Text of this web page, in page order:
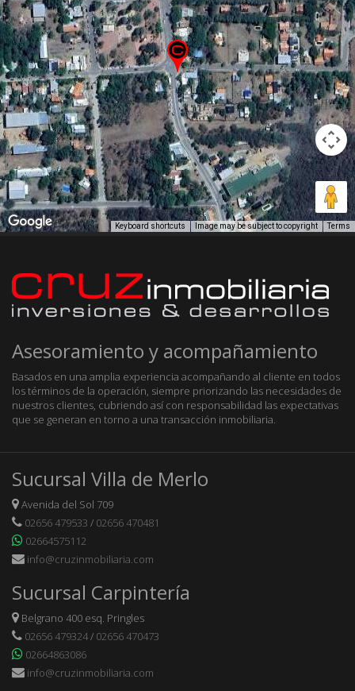
Keyboard shortcuts Image may be subject to copyright Terms
Asesoramiento y acompañamiento
Basados en una amplia experiencia acompañando al cliente en todos
los términos de la operación, siempre priorizando las necesidades de
nuestros clientes, cubriendo así con responsabilidad las expectativas
que se generan en torno a una transacción inmobiliaria.
Sucursal Villa de Merlo
Avenida del Sol 709
02656 479533 / 02656 470481
02664575112
info@cruzinmobiliaria.com
Sucursal Carpintería
Belgrano 400 esq. Pringles
02656 479324/ 02656 470473
02664863086
info@cruzinmobiliaria.com